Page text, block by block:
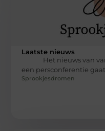
Laatste nieuws
Het nieuws van
een persconferentie
Sprookjesdromen